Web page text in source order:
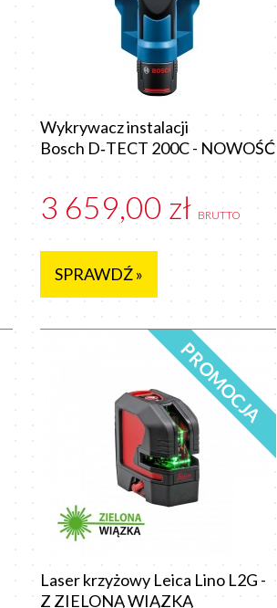
Wykrywacz instalacji
Bosch D‑TECT 200C - NOWOŚĆ
3 659,00 zł BRUTTO
SPRAWDŹ »
PROMOCJA
Laser krzyżowy Leica Lino L2G -
Z ZIELONĄ WIĄZKĄ